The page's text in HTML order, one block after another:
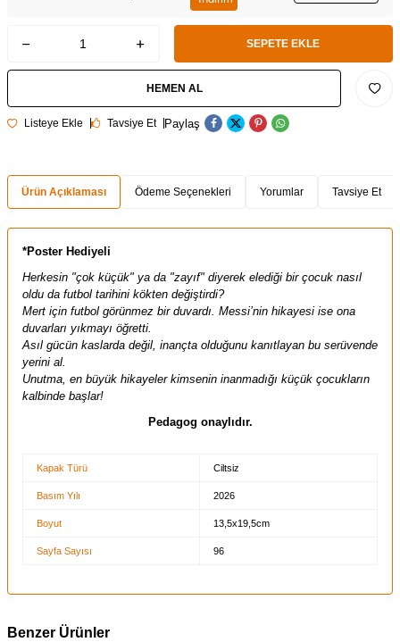
SEPETE EKLE
HEMEN AL
Listeye Ekle Tavsiye Et Paylaş
Ürün Açıklaması Ödeme Seçenekleri Yorumlar Tavsiye Et
*Poster Hediyeli
Herkesin "çok küçük" ya da "zayıf" diyerek elediği bir çocuk nasıl
oldu da futbol tarihini kökten değiştirdi?
Mert için futbol görünmez bir duvardı. Messi’nin hikayesi ise ona
duvarları yıkmayı öğretti.
Asıl gücün kaslarda değil, inançta olduğunu kanıtlayan bu serüvende
yerini al.
Unutma, en büyük hikayeler kimsenin inanmadığı küçük çocukların
kalbinde başlar!
Pedagog onaylıdır.
Kapak Türü Ciltsiz
Basım Yılı 2026
Boyut 13,5x19,5cm
Sayfa Sayısı 96
Benzer Ürünler